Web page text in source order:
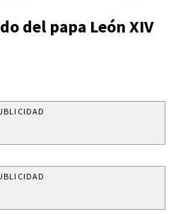
del papa León XIV